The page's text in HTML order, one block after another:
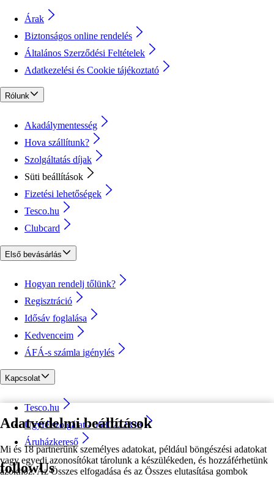
Adatvédelmi beállítások
Mi és 18 partnerünk személyes adatokat, például böngészési adatokat
vagy egyedi azonosítókat tárolunk a készülékeden, és hozzáférhetünk
azokhoz. Az Összes elfogadása és az Összes elutasítása gombok
Árak
Biztonságos online rendelés
Általános Szerződési Feltételek
Adatkezelési és Cookie tájékoztató
Rólunk
Akadálymentesség
Hova szállítunk?
Szolgáltatás díjak
Süti beállítások
Fizetési lehetőségek
Tesco.hu
Clubcard
Első bevásárlás
Hogyan rendelj tőlünk?
Regisztráció
Idősáv foglalása
Kedvenceim
ÁFÁ-s számla igénylés
Kapcsolat
Tesco.hu
Ügyfélszolgálat - 0680222333
Áruházkereső
followUs